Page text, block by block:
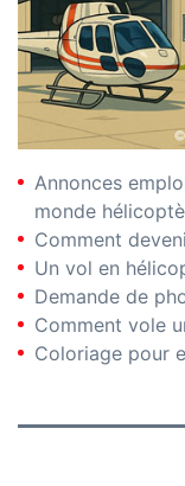
Annonces
monde
Comment
Un vol en
Demande de
Comment vole
Coloriage pour